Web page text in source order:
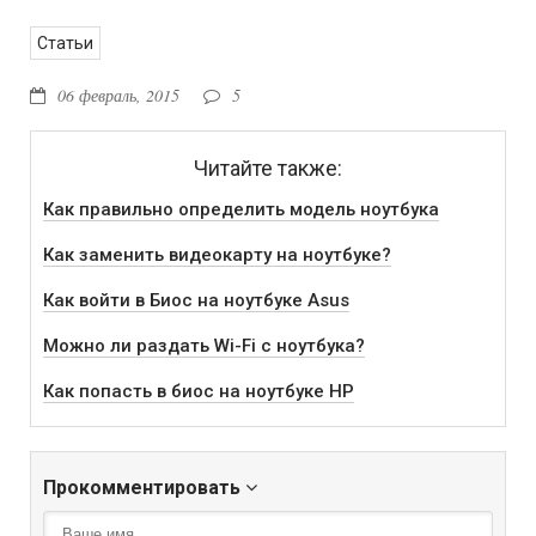
Статьи
06 февраль, 2015 5
Читайте также:
Как правильно определить модель ноутбука
Как заменить видеокарту на ноутбуке?
Как войти в Биос на ноутбуке Аsus
Можно ли раздать Wi-Fi с ноутбука?
Как попасть в биос на ноутбуке HP
Прокомментировать